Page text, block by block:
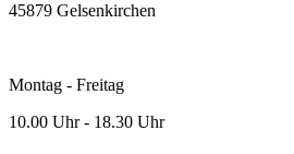
45879 Gelsenkirchen
Montag - Freitag
10.00 Uhr - 18.30 Uhr